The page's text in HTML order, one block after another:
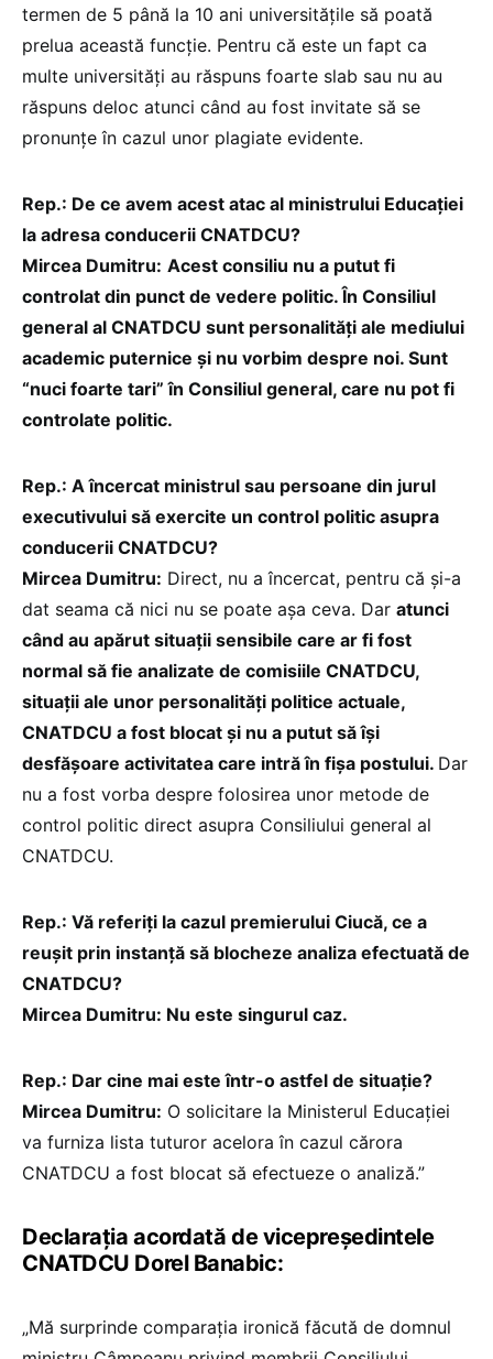
termen de 5 până la 10 ani universitățile să poată
prelua această funcție. Pentru că este un fapt ca
multe universități au răspuns foarte slab sau nu au
răspuns deloc atunci când au fost invitate să se
pronunțe în cazul unor plagiate evidente.
Rep.: De ce avem acest atac al ministrului Educației
la adresa conducerii CNATDCU?
Mircea Dumitru: Acest consiliu nu a putut fi
controlat din punct de vedere politic. În Consiliul
general al CNATDCU sunt personalități ale mediului
academic puternice și nu vorbim despre noi. Sunt
“nuci foarte tari” în Consiliul general, care nu pot fi
controlate politic.
Rep.: A încercat ministrul sau persoane din jurul
executivului să exercite un control politic asupra
conducerii CNATDCU?
Mircea Dumitru: Direct, nu a încercat, pentru că și-a
dat seama că nici nu se poate așa ceva. Dar atunci
când au apărut situații sensibile care ar fi fost
normal să fie analizate de comisiile CNATDCU,
situații ale unor personalități politice actuale,
CNATDCU a fost blocat și nu a putut să își
desfășoare activitatea care intră în fișa postului. Dar
nu a fost vorba despre folosirea unor metode de
control politic direct asupra Consiliului general al
CNATDCU.
Rep.: Vă referiți la cazul premierului Ciucă, ce a
reușit prin instanță să blocheze analiza efectuată de
CNATDCU?
Mircea Dumitru: Nu este singurul caz.
Rep.: Dar cine mai este într-o astfel de situație?
Mircea Dumitru: O solicitare la Ministerul Educației
va furniza lista tuturor acelora în cazul cărora
CNATDCU a fost blocat să efectueze o analiză.”
Declarația acordată de vicepreședintele
CNATDCU Dorel Banabic:
„Mă surprinde comparația ironică făcută de domnul